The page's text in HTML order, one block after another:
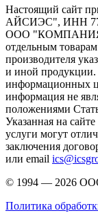
Настоящий сайт
АЙСИЭС", ИНН
ООО "КОМПАНИЯ
отдельным
производителя
и иной продукции.
информационных
информация не
положениями
Указанная на
услуги могут
заключения
или email
© 1994 — 2026
Политика